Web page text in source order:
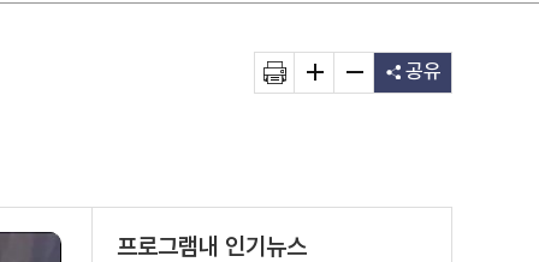
공유
프로그램내 인기뉴스